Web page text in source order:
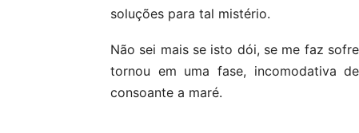
soluções para tal mistério.
Não sei mais se isto dói, se me faz
tornou em uma fase, incomodativa
consoante a maré.